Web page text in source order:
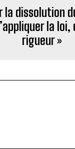
la dissolution
la
rigueur »